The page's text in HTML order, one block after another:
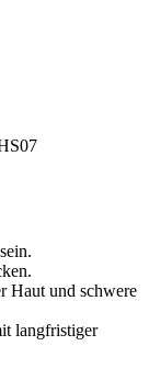
Haut und schwere
langfristiger